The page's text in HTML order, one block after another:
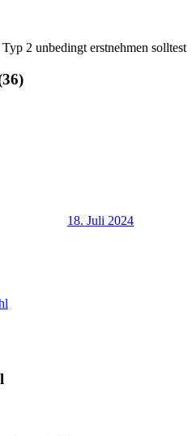
2 unbedingt erstnehmen solltest
18. Juli 2024